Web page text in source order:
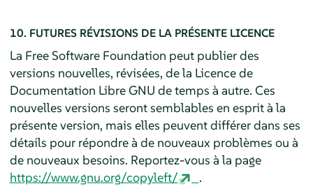
10. FUTURES RÉVISIONS DE LA PRÉSENTE LICENCE
La Free Software Foundation peut publier des
versions nouvelles, révisées, de la Licence de
Documentation Libre GNU de temps à autre. Ces
nouvelles versions seront semblables en esprit à la
présente version, mais elles peuvent différer dans ses
détails pour répondre à de nouveaux problèmes ou à
de nouveaux besoins. Reportez-vous à la page
https://www.gnu.org/copyleft/
.